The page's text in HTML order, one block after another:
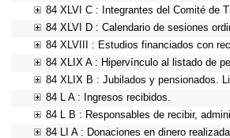
84 XLVI C : Integrantes del Comité de
84 XLVI D : Calendario de sesiones
84 XLVIII : Estudios financiados con
84 XLIX A : Hipervínculo al listado de
84 XLIX B : Jubilados y pensionados.
84 L A : Ingresos recibidos.
84 L B : Responsables de recibir,
84 LI A : Donaciones en dinero